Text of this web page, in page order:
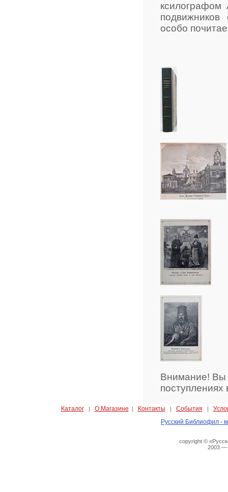
ксилографом
подвижников
особо
Внимание! Вы
Каталог| О Магазине | Контакты | События |
Русский Библиофил -
copyright ©
2003 —